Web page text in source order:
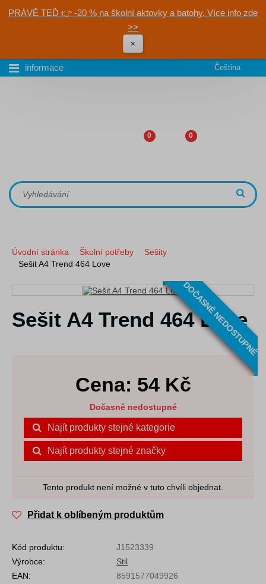
PRÁVĚ TEĎ 👉 -20 % na školní aktovky a batohy. Více info zde
>>
×
informace Čeština
0 0
Úvodní stránka Školní potřeby
Sešity
Sešit A4 Trend 464 Love
DOČASNĚ NEDOSTUPNÉ
Sešit A4 Trend 464 Love
Cena: 54Kč
Dočasně nedostupné
Najít produkty stejné kategorie
Najít produkty stejné značky
Tento produkt není možné v tuto chvíli objednat.
Přidat k oblíbeným produktům
Kód produktu:
J1523339
Výrobce:
Stil
EAN:
8591577049926